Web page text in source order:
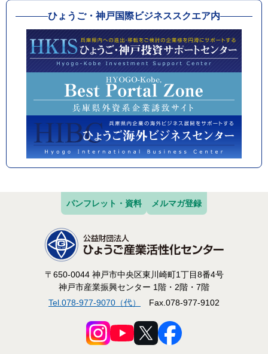
ひょうご・神戸国際ビジネススクエア内
パンフレット・資料 メルマガ登録
〒650-0044 神戸市中央区東川崎町1丁目8番4号
神戸市産業振興センター 1階・2階・7階
Tel.078-977-9070（代）
Fax.078-977-9102